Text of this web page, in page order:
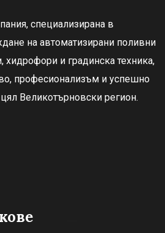
специализирана в
на автоматизирани поливни
хидрофори и градинска техника,
професионализъм и успешно
Великотърновски регион.